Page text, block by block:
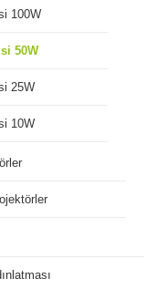
100W
50W
25W
10W